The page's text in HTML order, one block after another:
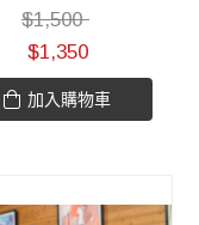
$1,500
$1,350
加入購物車